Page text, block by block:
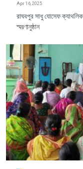
Apr 16, 2025
রাঘবপুর সাধু যোসেফ ক্যাথলিক
স্মরণানুষ্ঠান